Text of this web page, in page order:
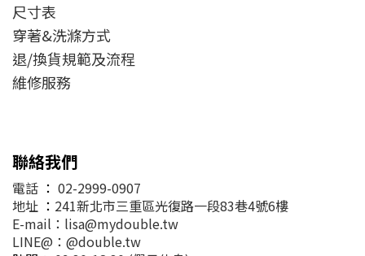
尺寸表
穿著&洗滌方式
退/換貨規範及流程
維修服務
聯絡我們
電話 ： 02-2999-0907
地址 ： 241新北市三重區光復路一段83巷4號6樓
E-mail：lisa@mydouble.tw
LINE@：@double.tw